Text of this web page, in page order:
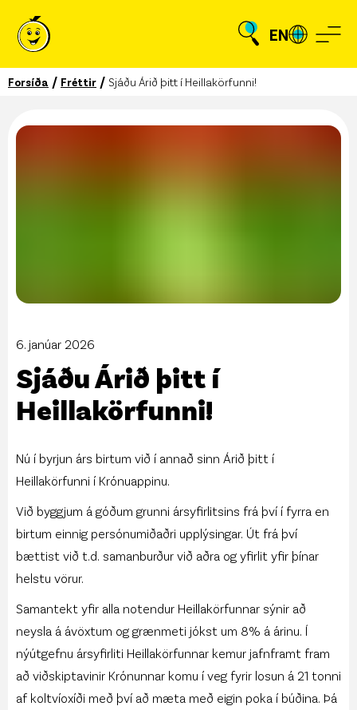
EN
Forsíða / Fréttir / Sjáðu Árið þitt í Heillakörfunni!
6. janúar 2026
Sjáðu Árið þitt í
Heillakörfunni!
Nú í byrjun árs birtum við í annað sinn Árið þitt í
Heillakörfunni í Krónuappinu.
Við byggjum á góðum grunni ársyfirlitsins frá því í fyrra en
birtum einnig persónumiðaðri upplýsingar. Út frá því
bættist við t.d. samanburður við aðra og yfirlit yfir þínar
helstu vörur.
Samantekt yfir alla notendur Heillakörfunnar sýnir að
neysla á ávöxtum og grænmeti jókst um 8% á árinu. Í
nýútgefnu ársyfirliti Heillakörfunnar kemur jafnframt fram
að viðskiptavinir Krónunnar komu í veg fyrir losun á 21 tonni
af koltvíoxíði með því að mæta með eigin poka í búðina. Þá